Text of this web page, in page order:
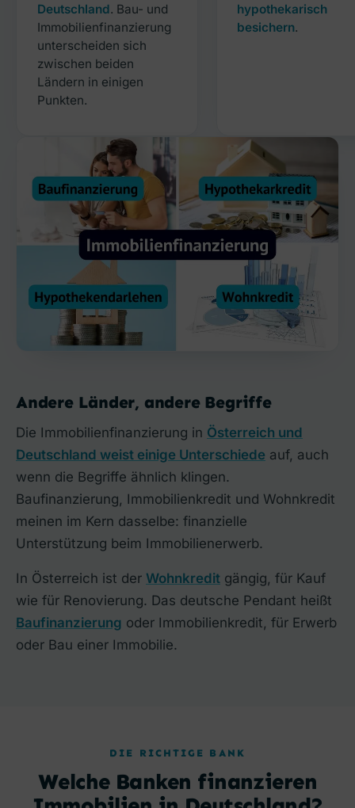
Deutschland. Bau- und
Immobilienfinanzierung
unterscheiden sich
zwischen beiden
Ländern in einigen
Punkten.
hypothekarisch
besichern.
Andere Länder, andere Begriffe
Die Immobilienfinanzierung in Österreich und
Deutschland weist einige Unterschiede auf, auch
wenn die Begriffe ähnlich klingen.
Baufinanzierung, Immobilienkredit und Wohnkredit
meinen im Kern dasselbe: finanzielle
Unterstützung beim Immobilienerwerb.
In Österreich ist der Wohnkredit gängig, für Kauf
wie für Renovierung. Das deutsche Pendant heißt
Baufinanzierung oder Immobilienkredit, für Erwerb
oder Bau einer Immobilie.
DIE RICHTIGE BANK
Welche Banken finanzieren